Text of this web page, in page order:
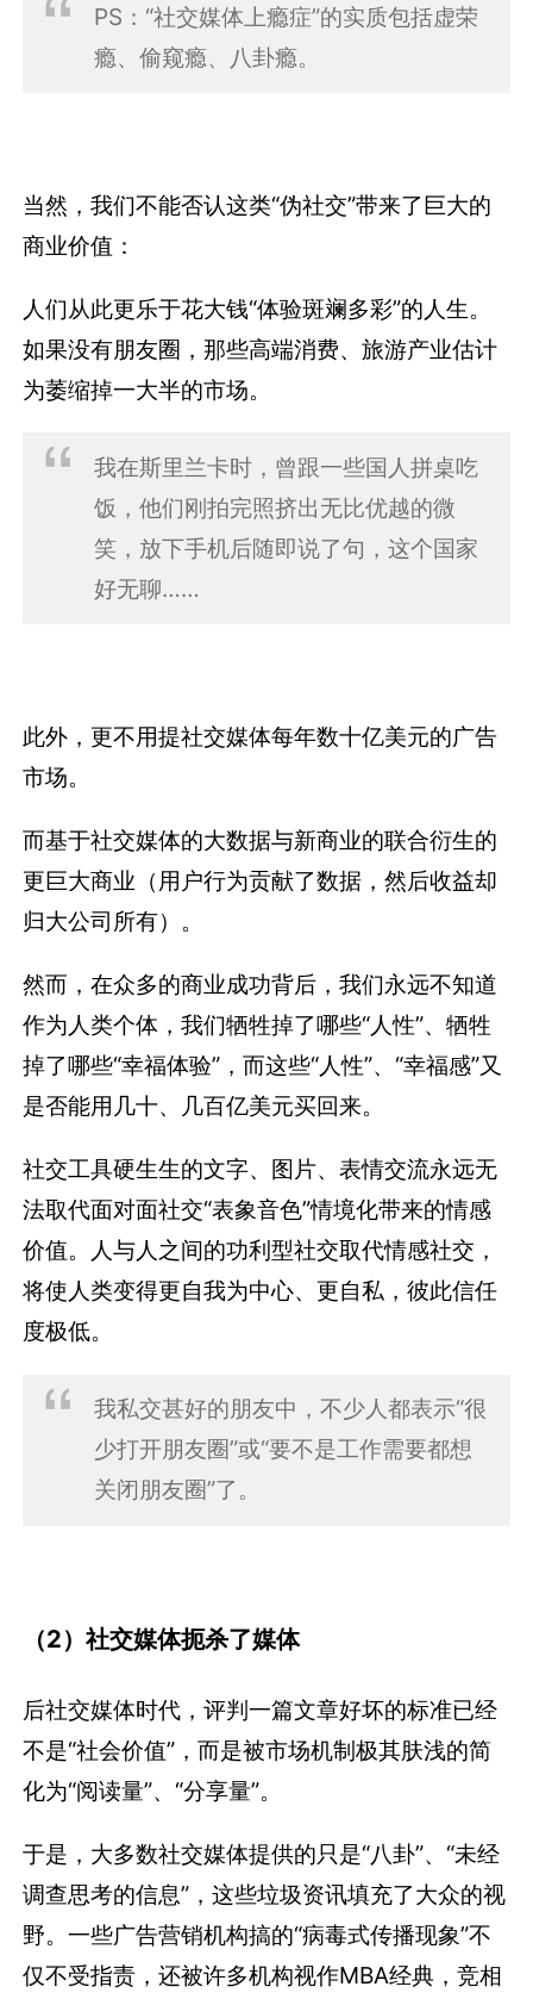
PS：“社交媒体上瘾症”的实质包括虚荣
瘾、偷窥瘾、八卦瘾。
当然，我们不能否认这类“伪社交”带来了巨大的
商业价值：
人们从此更乐于花大钱“体验斑斓多彩”的人生。
如果没有朋友圈，那些高端消费、旅游产业估计
为萎缩掉一大半的市场。
我在斯里兰卡时，曾跟一些国人拼桌吃
饭，他们刚拍完照挤出无比优越的微
笑，放下手机后随即说了句，这个国家
好无聊……
此外，更不用提社交媒体每年数十亿美元的广告
市场。
而基于社交媒体的大数据与新商业的联合衍生的
更巨大商业（用户行为贡献了数据，然后收益却
归大公司所有）。
然而，在众多的商业成功背后，我们永远不知道
作为人类个体，我们牺牲掉了哪些“人性”、牺牲
掉了哪些“幸福体验”，而这些“人性”、“幸福感”又
是否能用几十、几百亿美元买回来。
社交工具硬生生的文字、图片、表情交流永远无
法取代面对面社交“表象音色”情境化带来的情感
价值。人与人之间的功利型社交取代情感社交，
将使人类变得更自我为中心、更自私，彼此信任
度极低。
我私交甚好的朋友中，不少人都表示“很
少打开朋友圈”或“要不是工作需要都想
关闭朋友圈”了。
（2）社交媒体扼杀了媒体
后社交媒体时代，评判一篇文章好坏的标准已经
不是“社会价值”，而是被市场机制极其肤浅的简
化为“阅读量”、“分享量”。
于是，大多数社交媒体提供的只是“八卦”、“未经
调查思考的信息”，这些垃圾资讯填充了大众的视
野。一些广告营销机构搞的“病毒式传播现象”不
仅不受指责，还被许多机构视作MBA经典，竞相